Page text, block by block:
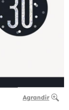
Agrandir